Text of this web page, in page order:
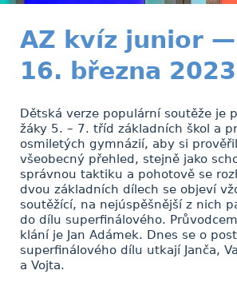
AZ kvíz junior —
16. března 2023
Dětská verze populární soutěže je
žáky 5. – 7. tříd základních škol a
osmiletých gymnázií, aby si
všeobecný přehled, stejně jako
správnou taktiku a pohotově se
dvou základních dílech se objeví
soutěžící, na nejúspěšnější z nich
do dílu superfinálového.
klání je Jan Adámek. Dnes se o
superfinálového dílu utkají Janča,
a Vojta.